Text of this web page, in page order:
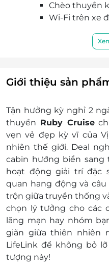
Chèo thuyền
Wi-Fi trên xe
Bảo hiểm và
vào tình trạng
theo quy định của
Không bao
các chi phí cá
Không bao gồm
Hạ Long - Hà Nội
Việc tăng phí
vào năm 2026
Long
Không áp dụng
Phụ thu:
Phụ thu
200.000vnđ/
Phụ thu
350.000vnđ/
Giới thiệu sản
Tận hưởng kỳ nghỉ 2
thuyền Ruby Cruise
vẹn vẻ đẹp kỳ vĩ của
nhiên thế giới. Deal
cabin hướng biển sang
hoạt động giải trí đặc
quan hang động và
trộn giữa truyền thống
chọn lý tưởng cho các
lãng mạn hay nhóm
giãn giữa thiên nhiên
LifeLink để không bỏ
tượng này!